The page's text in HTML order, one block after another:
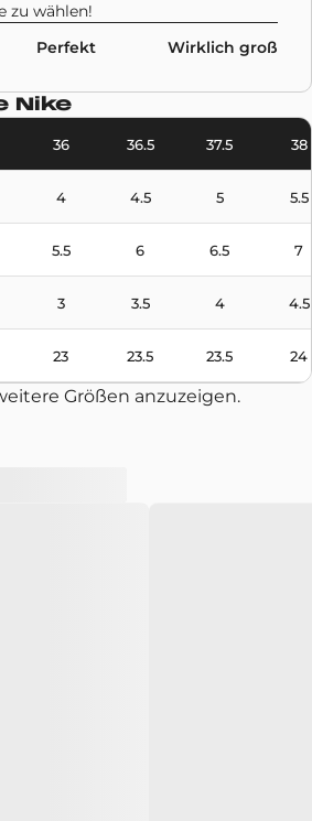
Air Jordan 4
Multicolor
zu wählen!
Perfekt Wirklich groß
Nike
36 36.5 37.5 38
4 4.5 5 5.5
5.5 6 6.5 7
3 3.5 4 4.5
23 23.5 23.5 24
Größen anzuzeigen.